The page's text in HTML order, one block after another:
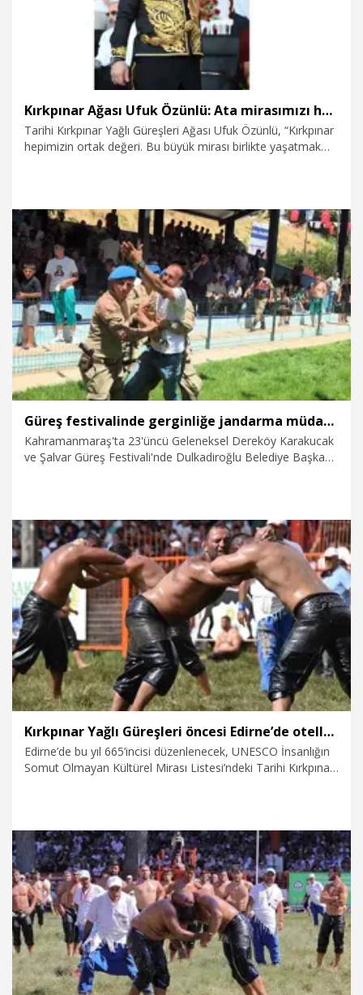
Kırkpınar Ağası Ufuk Özünlü: Ata mirasımızı hep birlikte yaşatalım
Tarihi Kırkpınar Yağlı Güreşleri Ağası Ufuk Özünlü, “Kırkpınar
hepimizin ortak değeri. Bu büyük mirası birlikte yaşatmak
1.07.2026 Spor
Güreş festivalinde gerginliğe jandarma müdahale etti
Kahramanmaraş'ta 23'üncü Geleneksel Dereköy Karakucak
ve Şalvar Güreş Festivali'nde Dulkadiroğlu Belediye Başkanı
Akpınar, en son düzenlenen festivalin Dereköy Güreş
Festivali olarak düzenlendiğini belirtirken, gruba jandarma
müdahale ederek er meydanından çıkardı.
28.06.2026 Spor
Kırkpınar Yağlı Güreşleri öncesi Edirne’de otellerde doluluk yüzde 80’e ulaştı
Edirne’de bu yıl 665’incisi düzenlenecek, UNESCO İnsanlığın
Somut Olmayan Kültürel Mirası Listesi’ndeki Tarihi Kırkpınar
yaklaşık 3 bin yatağın şu için yüzde 80’i dolmuş bulunmakta.
Her sene olduğu gibi güzel bir festival, güzel güreşler
olacağından eminiz” dedi.
26.06.2026 Gündem